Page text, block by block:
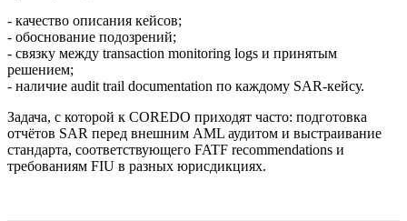
- качество описания кейсов;
- обоснование подозрений;
- связку между transaction monitoring logs и принятым
решением;
- наличие audit trail documentation по каждому SAR-кейсу.
Задача, с которой к COREDO приходят часто: подготовка
отчётов SAR перед внешним AML аудитом и выстраивание
стандарта, соответствующего FATF recommendations и
требованиям FIU в разных юрисдикциях.